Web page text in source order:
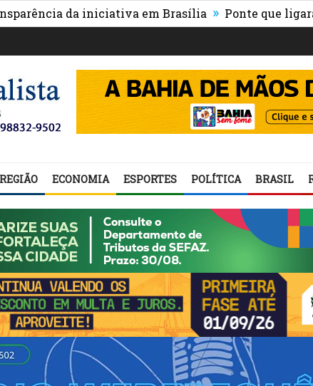
da iniciativa em Brasília » Ponte que ligará o
ECONOMIA ESPORTES POLÍTICA BRASIL